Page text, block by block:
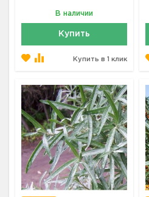
В наличии
Купить
Купить в 1 клик